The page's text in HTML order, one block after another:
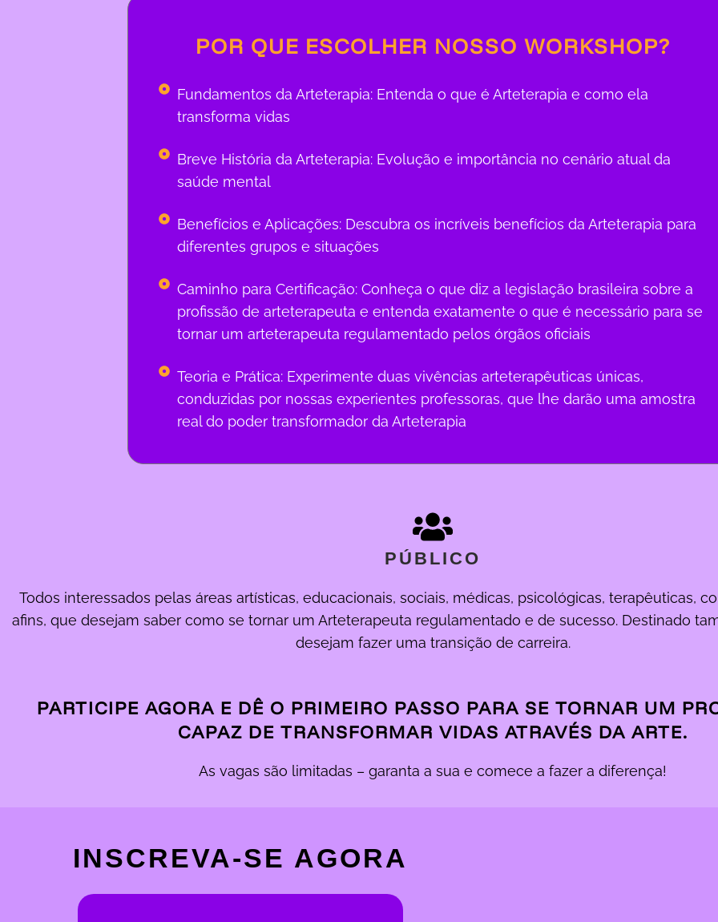
POR QUE ESCOLHER NOSSO WORKSHOP?
Fundamentos da Arteterapia: Entenda o que é Arteterapia e como ela
transforma vidas
Breve História da Arteterapia: Evolução e importância no cenário atual da
saúde mental
Benefícios e Aplicações: Descubra os incríveis benefícios da Arteterapia para
diferentes grupos e situações
Caminho para Certificação: Conheça o que diz a legislação brasileira sobre a
profissão de arteterapeuta e entenda exatamente o que é necessário para se
tornar um arteterapeuta regulamentado pelos órgãos oficiais
Teoria e Prática: Experimente duas vivências arteterapêuticas únicas,
conduzidas por nossas experientes professoras, que lhe darão uma amostra
real do poder transformador da Arteterapia
PÚBLICO
Todos interessados pelas áreas artísticas, educacionais, sociais, médicas, psicológicas, terapêuticas,
afins, que desejam saber como se tornar um Arteterapeuta regulamentado e de sucesso. Destinado
desejam fazer uma transição de carreira.
PARTICIPE AGORA E DÊ O PRIMEIRO PASSO PARA SE TORNAR UM
CAPAZ DE TRANSFORMAR VIDAS ATRAVÉS DA ARTE.
As vagas são limitadas – garanta a sua e comece a fazer a diferença!
INSCREVA-SE AGORA